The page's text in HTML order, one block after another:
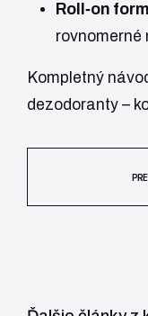
Roll‑on
rovnomerné
Kompletný
dezodoranty –